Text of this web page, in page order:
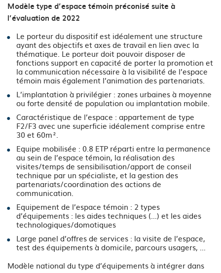
Modèle type d’espace témoin préconisé suite à
l’évaluation de 2022
Le porteur du dispositif est idéalement une structure
ayant des objectifs et axes de travail en lien avec la
thématique. Le porteur doit pouvoir disposer de
fonctions support en capacité de porter la promotion et
la communication nécessaire à la visibilité de l’espace
témoin mais également l’animation des partenariats.
L’implantation à privilégier : zones urbaines à moyenne
ou forte densité de population ou implantation mobile.
Caractéristique de l’espace : appartement de type
F2/F3 avec une superficie idéalement comprise entre
30 et 60m².
Equipe mobilisée : 0.8 ETP réparti entre la permanence
au sein de l’espace témoin, la réalisation des
visites/temps de sensibilisation/apport de conseil
technique par un spécialiste, et la gestion des
partenariats/coordination des actions de
communication.
Equipement de l’espace témoin : 2 types
d’équipements : les aides techniques (…) et les aides
technologiques/domotiques
Large panel d’offres de services : la visite de l’espace,
test des équipements à domicile, parcours usagers, …
Modèle national du type d’équipements à intégrer dans